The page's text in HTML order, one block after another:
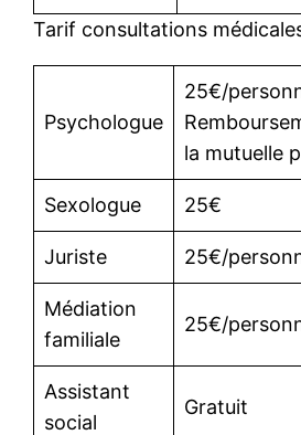
Tarif consultations
Psychologue
25€/
la mutuelle
Sexologue 25€
Juriste 25€/
Médiation
familiale
25€/
Assistant
social
Gratuit